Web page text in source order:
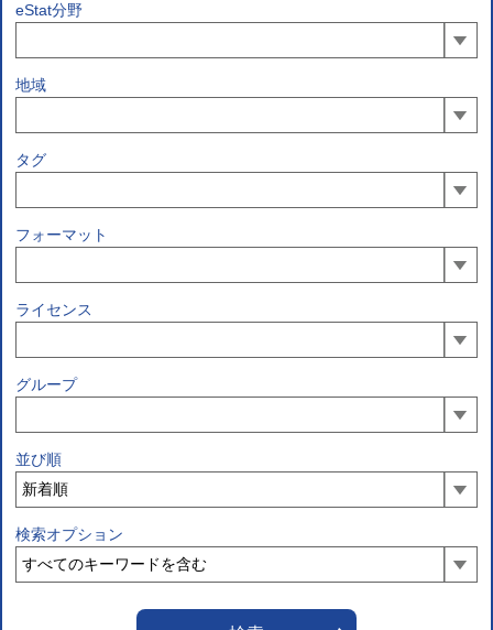
eStat分野
地域
タグ
フォーマット
ライセンス
グループ
並び順
検索オプション